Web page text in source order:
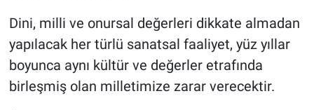
Dini, milli ve onursal değerleri dikkate almadan
yapılacak her türlü sanatsal faaliyet, yüz yıllar
boyunca aynı kültür ve değerler etrafında
birleşmiş olan milletimize zarar verecektir.